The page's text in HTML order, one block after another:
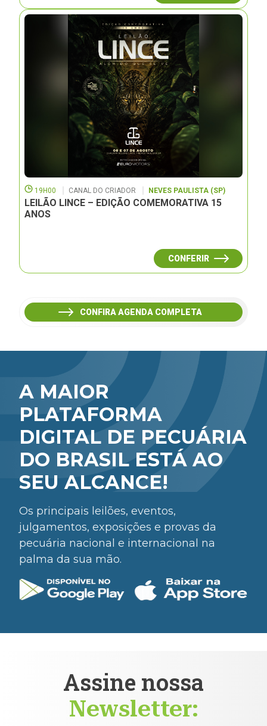
19H00 CANAL DO CRIADOR NEVES PAULISTA (SP)
LEILÃO LINCE – EDIÇÃO COMEMORATIVA 15
ANOS
CONFERIR
CONFIRA AGENDA COMPLETA
A MAIOR
PLATAFORMA
DIGITAL DE PECUÁRIA
DO BRASIL ESTÁ AO
SEU ALCANCE!
Os principais leilões, eventos,
julgamentos, exposições e provas da
pecuária nacional e internacional na
palma da sua mão.
Assine nossa
Newsletter: